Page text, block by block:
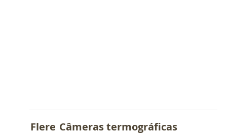
Flere Câmeras termográficas